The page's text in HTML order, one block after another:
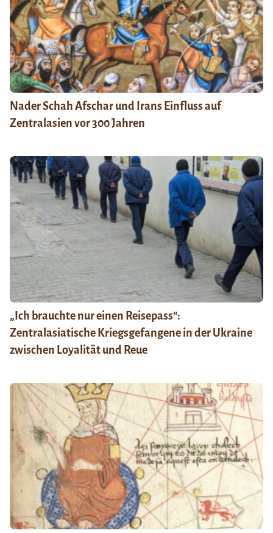
Nader Schah Afschar und Irans Einfluss auf
Zentralasien vor 300 Jahren
„Ich brauchte nur einen Reisepass“:
Zentralasiatische Kriegsgefangene in der Ukraine
zwischen Loyalität und Reue